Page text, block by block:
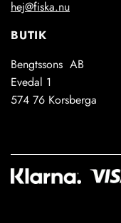
hej@fiska.nu
BUTIK
Bengtssons AB
Evedal 1
574 76 Korsberga